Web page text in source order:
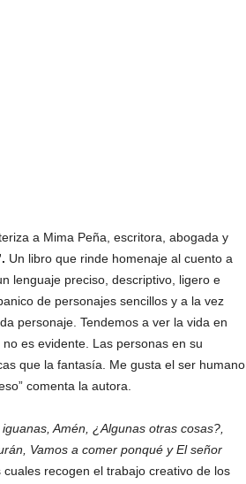
a Mima Peña, escritora, abogada y
Un libro que rinde homenaje al cuento a
lenguaje preciso, descriptivo, ligero e
de personajes sencillos y a la vez
personaje. Tendemos a ver la vida en
es evidente. Las personas en su
que la fantasía. Me gusta el ser humano
comenta la autora.
Amén, ¿Algunas otras cosas?,
Vamos a comer ponqué y El señor
recogen el trabajo creativo de los